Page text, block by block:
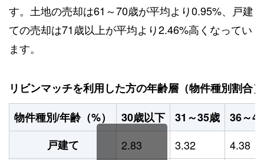
す。土地の売却は61～70歳が平均より0.95%、戸建
ての売却は71歳以上が平均より2.46%高くなってい
ます。
リビンマッチを利用した方の年齢層（物件種別割合）
物件種別/年齢（%）
30歳以下 31～35歳
36～
戸建て
2.83 3.32
4.38